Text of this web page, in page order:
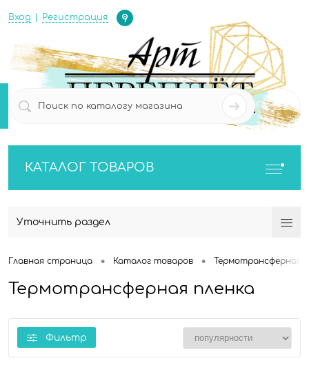
Вход Регистрация
Определение
0
КАТАЛОГ ТОВАРОВ
Уточнить раздел
Главная страница • Каталог товаров • Термотрансферная
Термотрансферная пленка
Фильтр